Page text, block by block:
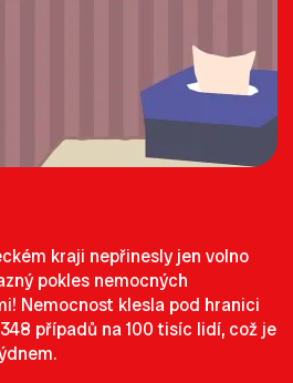
kraji nepřinesly jen volno
pokles nemocných
Nemocnost klesla pod hranici
případů na 100 tisíc lidí, což je